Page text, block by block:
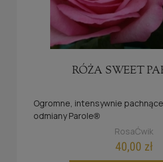
RÓŻA SWEET
Ogromne, intensywnie
odmiany Parole®
RosaĆwik
40,00 zł